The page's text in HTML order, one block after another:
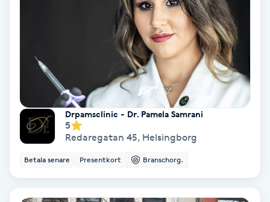
Nagelförlängning glasfiber
Nagelförlängning silke
Nagelförstärkning
Nagelklippning
Nagelsvamp
Nageltrång
Drpamsclinic - Dr. Pamela Samrani
5
Redaregatan 45, Helsingborg
Betala senare Presentkort Branschorg.